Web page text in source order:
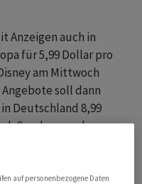
Anzeigen auch in
für 5,99 Dollar pro
am Mittwoch
soll dann
Deutschland 8,99
Sendungen des
auf personenbezogene Daten